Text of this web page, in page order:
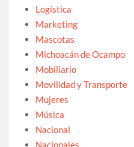
Logística
Marketing
Mascotas
Michoacán de Ocampo
Mobiliario
Movilidad y Transporte
Mujeres
Música
Nacional
Nacionales